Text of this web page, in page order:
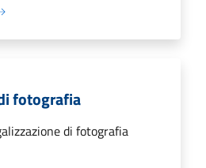
fotografia
di fotografia